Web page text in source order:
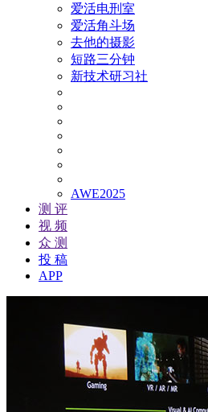
爱活电刑室
爱活角斗场
去他的摄影
短路三分钟
新技术研习社
AWE2025
测 评
视 频
众 测
投 稿
APP